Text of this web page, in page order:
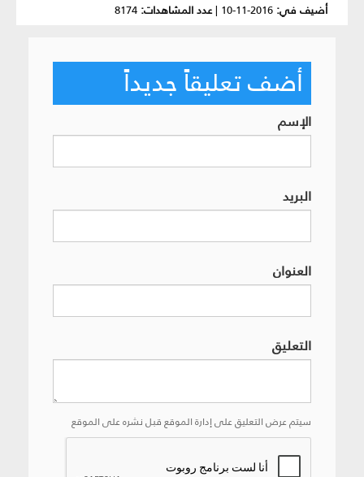
أضيف في: 2016-11-10
|عدد المشاهدات: 8174
أضف تعليقاً جديداً
الإسم
البريد
العنوان
التعليق
سيتم عرض التعليق على إدارة الموقع قبل نشره على الموقع